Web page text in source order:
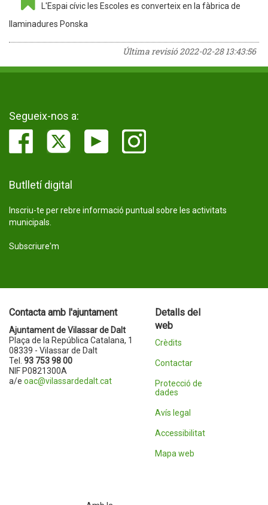
L'Espai cívic les Escoles es converteix en la fàbrica de
llaminadures Ponska
Última revisió2022-02-28 13:43:56
Segueix-nos a:
Butlletí digital
Inscriu-te per rebre informació puntual sobre les activitats
municipals.
Subscriure'm
Contacta amb l'ajuntament
Ajuntament de Vilassar de Dalt
Plaça de la República Catalana, 1
08339 - Vilassar de Dalt
Tel. 93 753 98 00
NIF P0821300A
a/e oac@vilassardedalt.cat
Detalls del
web
Crèdits
Contactar
Protecció de
dades
Avís legal
Accessibilitat
Mapa web